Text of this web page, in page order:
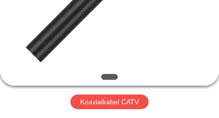
QUALITÄTSKONTROLLE
TRETEN
SIE
MIT
Koaxialkabel CATV